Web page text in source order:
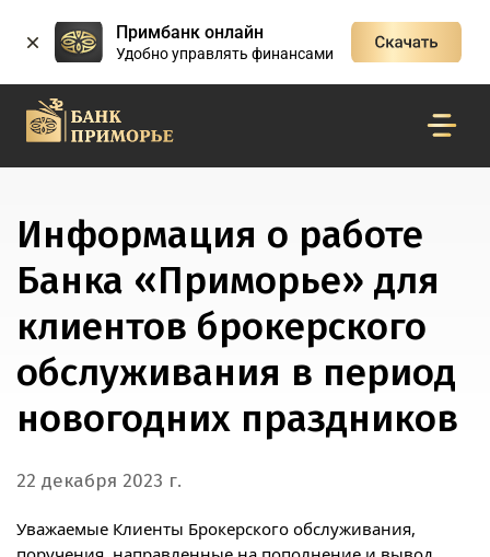
Примбанк онлайн
Удобно управлять финансами
Информация о работе
Банка «Приморье» для
клиентов брокерского
обслуживания в период
новогодних праздников
22 декабря 2023 г.
Уважаемые Клиенты Брокерского обслуживания,